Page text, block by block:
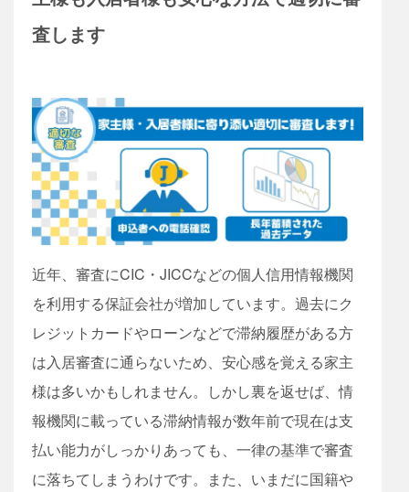
査します
近年、審査にCIC・JICCなどの個人信用情報機関
を利用する保証会社が増加しています。過去にク
レジットカードやローンなどで滞納履歴がある方
は入居審査に通らないため、安心感を覚える家主
様は多いかもしれません。しかし裏を返せば、情
報機関に載っている滞納情報が数年前で現在は支
払い能力がしっかりあっても、一律の基準で審査
に落ちてしまうわけです。また、いまだに国籍や